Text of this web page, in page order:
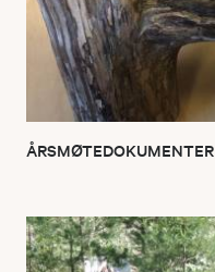
ÅRSMØTEDOKUMENTER